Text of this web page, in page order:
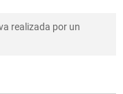
realizada por un